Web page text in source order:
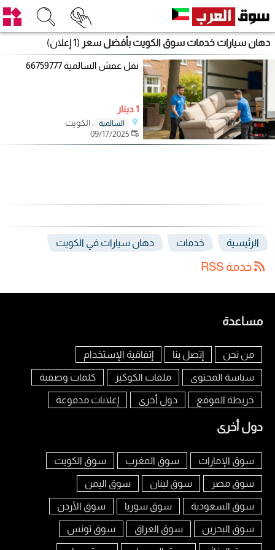
دهان سيارات خدمات سوق الكويت بأفضل سعر (1 إعلان)
نقل عفش السالمية 66759777
1 دينار
السالمية
، الكويت
الرئيسية خدمات دهان سيارات في الكويت
خدمة RSS
مساعدة
من نحن إتصل بنا إتفاقية الإستخدام
سياسة المحتوى ملفات الكوكيز كلمات وصفية
خريطة الموقع دول أخرى إعلانات مدفوعة
دول أخرى
سوق الإمارات سوق المغرب سوق الكويت
سوق مصر سوق لبنان سوق اليمن
سوق السعودية سوق سوريا سوق الأردن
سوق البحرين سوق العراق سوق تونس